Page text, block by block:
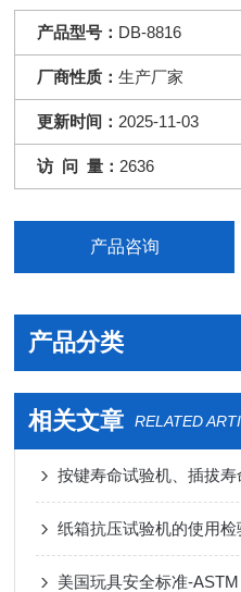
产品型号： DB-8816
厂商性质：生产厂家
更新时间： 2025-11-03
访 问 量： 2636
产品咨询
产品分类
相关文章 RELATED
按键寿命试验机、插拔
纸箱抗压试验机的使用
美国玩具安全标准-